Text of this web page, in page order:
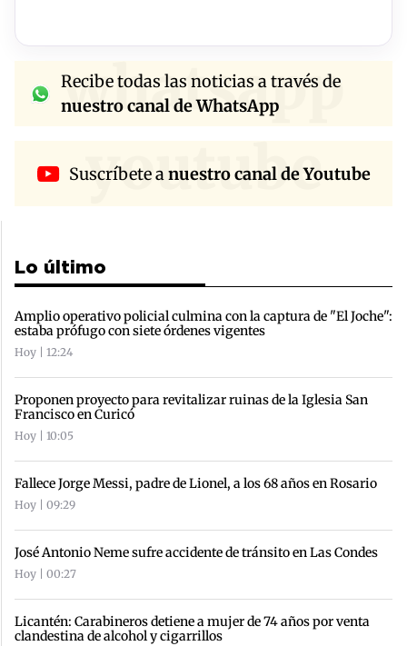
whatsapp
Recibe todas las noticias a través de
nuestro canal de WhatsApp
youtube
Suscríbete anuestro canal de Youtube
Lo último
Amplio operativo policial culmina con la captura de "El Joche":
estaba prófugo con siete órdenes vigentes
Hoy | 12:24
Proponen proyecto para revitalizar ruinas de la Iglesia San
Francisco en Curicó
Hoy | 10:05
Fallece Jorge Messi, padre de Lionel, a los 68 años en Rosario
Hoy | 09:29
José Antonio Neme sufre accidente de tránsito en Las Condes
Hoy | 00:27
Licantén: Carabineros detiene a mujer de 74 años por venta
clandestina de alcohol y cigarrillos